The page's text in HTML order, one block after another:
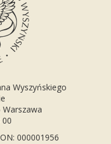
Wyszyńskiego
000001956